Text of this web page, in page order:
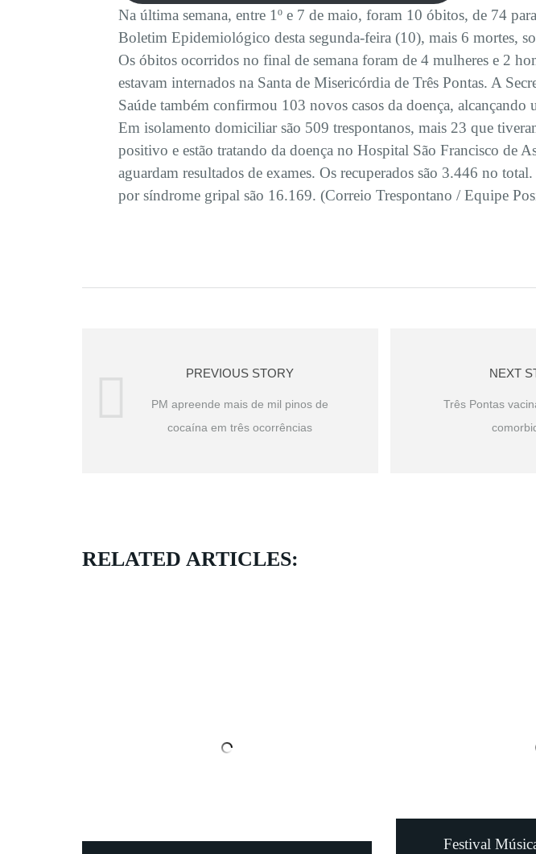
Na última semana, entre 1º e 7 de maio, foram 10 óbitos, de 74
Boletim Epidemiológico desta segunda-feira (10), mais 6 mortes,
Os óbitos ocorridos no final de semana foram de 4 mulheres e 2
estavam internados na Santa de Misericórdia de Três Pontas. A
Saúde também confirmou 103 novos casos da doença, alcançando
Em isolamento domiciliar são 509 trespontanos, mais 23 que
positivo e estão tratando da doença no Hospital São Francisco de
aguardam resultados de exames. Os recuperados são 3.446 no total.
por síndrome gripal são 16.169. (Correio Trespontano / Equipe
PREVIOUS STORY
PM apreende mais de mil pinos de
cocaína em três ocorrências
NEXT
Três Pontas
RELATED ARTICLES:
Festival